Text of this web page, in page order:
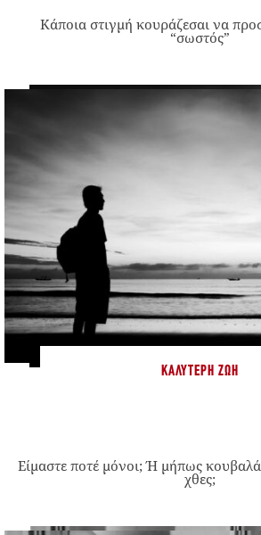
Κάποια στιγμή κουράζεσαι να
“σωστός”
ΚΑΛΎΤΕΡΗ ΖΩΉ
Είμαστε ποτέ μόνοι; Ή μήπως
χθες;